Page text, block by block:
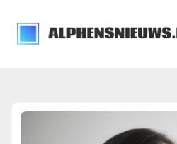
alphensnieuws.nl